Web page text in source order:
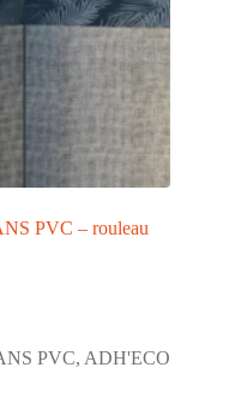
PVC – rouleau
PVC, ADH'ECO